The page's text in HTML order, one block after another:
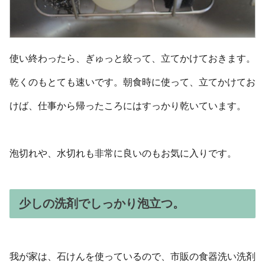
使い終わったら、ぎゅっと絞って、立てかけておきます。
乾くのもとても速いです。朝食時に使って、立てかけてお
けば、仕事から帰ったころにはすっかり乾いています。
泡切れや、水切れも非常に良いのもお気に入りです。
少しの洗剤でしっかり泡立つ。
我が家は、石けんを使っているので、市販の食器洗い洗剤